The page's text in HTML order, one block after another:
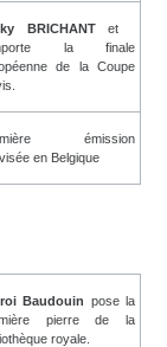
BRICHANTet
la finale
de la Coupe
émission
en Belgique
roi Baudouin pose la
pierre de la
royale.